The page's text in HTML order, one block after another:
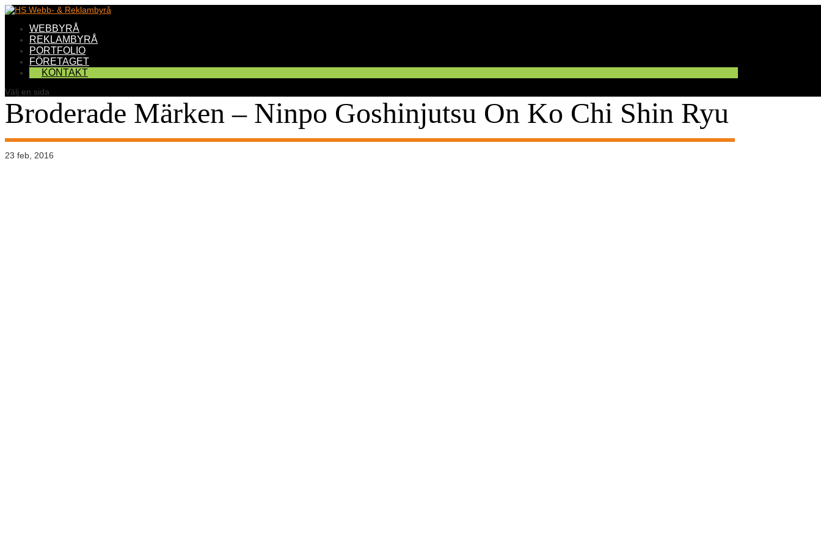
WEBBYRÅ
REKLAMBYRÅ
PORTFOLIO
FÖRETAGET
KONTAKT
Välj en sida
Broderade Märken – Ninpo Goshinjutsu On Ko Chi Shin Ryu
23 feb, 2016